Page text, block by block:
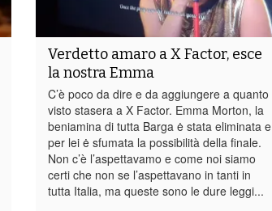
Verdetto amaro a X Factor, esce
la nostra Emma
C’è poco da dire e da aggiungere a quanto
visto stasera a X Factor. Emma Morton, la
beniamina di tutta Barga ė stata eliminata e
per lei ė sfumata la possibilità della finale.
Non c’è l’aspettavamo e come noi siamo
certi che non se l’aspettavano in tanti in
tutta Italia, ma queste sono le dure leggi...